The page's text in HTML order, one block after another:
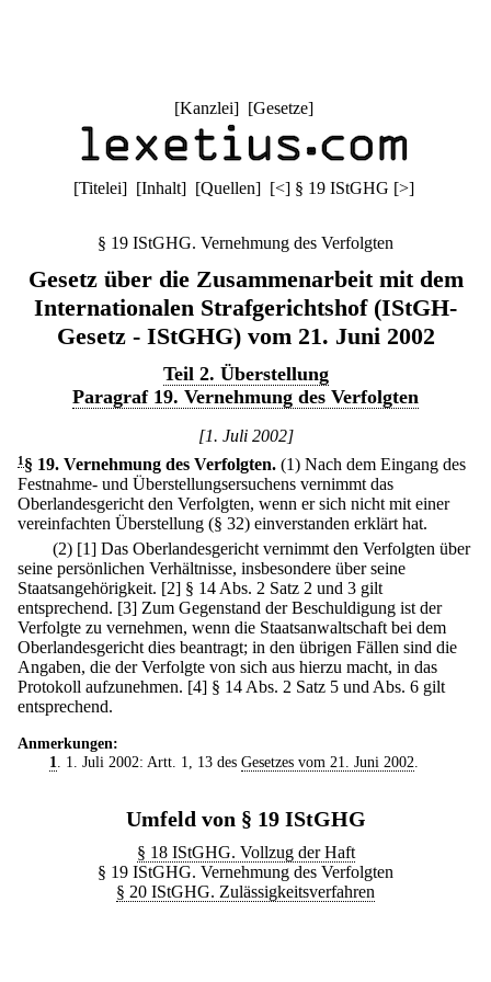
[Kanzlei] [Gesetze]
[Titelei] [Inhalt] [Quellen] [<] § 19 IStGHG [>]
§ 19 IStGHG. Vernehmung des Verfolgten
Gesetz über die Zusammenarbeit mit dem
Internationalen Strafgerichtshof (IStGH-
Gesetz - IStGHG) vom 21. Juni 2002
Teil 2. Überstellung
Paragraf 19. Vernehmung des Verfolgten
[1. Juli 2002]
1 § 19. Vernehmung des Verfolgten. (1) Nach dem Eingang des
Festnahme- und Überstellungsersuchens vernimmt das
Oberlandesgericht den Verfolgten, wenn er sich nicht mit einer
vereinfachten Überstellung (§ 32) einverstanden erklärt hat.
(2) [1] Das Oberlandesgericht vernimmt den Verfolgten über
seine persönlichen Verhältnisse, insbesondere über seine
Staatsangehörigkeit. [2] § 14 Abs. 2 Satz 2 und 3 gilt
entsprechend. [3] Zum Gegenstand der Beschuldigung ist der
Verfolgte zu vernehmen, wenn die Staatsanwaltschaft bei dem
Oberlandesgericht dies beantragt; in den übrigen Fällen sind die
Angaben, die der Verfolgte von sich aus hierzu macht, in das
Protokoll aufzunehmen. [4] § 14 Abs. 2 Satz 5 und Abs. 6 gilt
entsprechend.
Anmerkungen:
1. 1. Juli 2002: Artt. 1, 13 des Gesetzes vom 21. Juni 2002.
Umfeld von § 19 IStGHG
§ 18 IStGHG. Vollzug der Haft
§ 19 IStGHG. Vernehmung des Verfolgten
§ 20 IStGHG. Zulässigkeitsverfahren